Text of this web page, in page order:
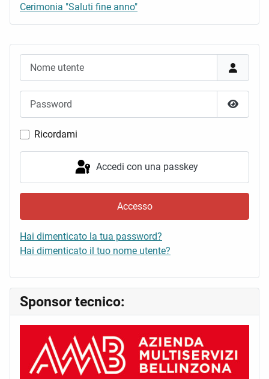
Mostra
Ricordami
Accedi con una passkey
Accesso
Hai dimenticato la tua password?
Hai dimenticato il tuo nome utente?
Sponsor tecnico:
Cerimonia "Saluti fine anno"